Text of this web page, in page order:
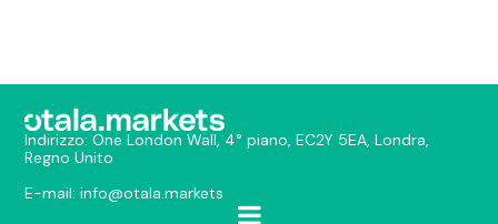
Indirizzo: One London Wall, 4° piano, EC2Y 5EA, Londra,
Regno Unito
E-mail:info@otala.markets